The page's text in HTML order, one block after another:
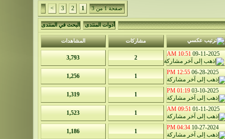
صفحة 1 من 3 1
2
3
>
أدوات المنتدى البحث في المنتدى
مشاركات المشاهدات
09-11-2025
10:51 AM
2
3,793
06-28-2025
12:55 PM
1
1,256
03-10-2025
01:19 PM
1
1,319
01-11-2025
09:51 AM
1
1,523
10-27-2024
04:34 PM
1
1,186